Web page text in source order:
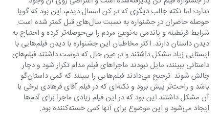
ندارد؛ اما نکته جالب دیگری که در کن امسال دیدم، این بود که گویا
حوصله حاضران در جشنواره به نسبت سال‌های قبل کمتر شده است.
شرایط قرنطینه و پاندمی به‌نوعی مردم را بی‌حوصله‌تر کرده و احتیاج به
دیدن داستان دارند. اکثر مخاطبان این جشنواره با دیدن فیلم‌هایی با
ایستایی زیاد مشکل داشتند و در عین حال که دوست داشتند فیلم‌های
داستانی ببینند، مایل نبودند ماجراهای فیلم مدام تکرار شود و دچار
چالش شوند. ترجیح می‌دادند فیلم‌هایی را ببینند که کمی داستان‌گو
باشد و راحت‌تر پیش برود و نکته‌ای که در فیلم آقای فرهادی برخی با
آن مشکل داشتند این بود که در این فیلم زیادی ماجرا برای آدم‌ها
ایجاد می‌شود و این موضوع برای آنها کمی خسته‌کننده بود.